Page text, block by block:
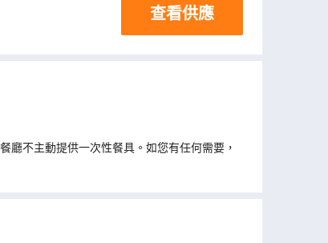
查看供應
廳不主動提供一次性餐具。如您有任何需要，